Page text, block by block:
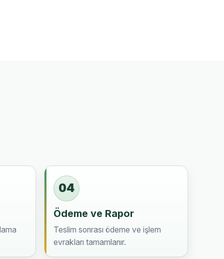
04
Ödeme ve Rapor
Teslim sonrası ödeme ve işlem
evrakları tamamlanır.